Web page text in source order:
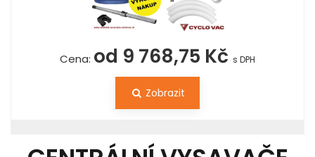
Cena: od 9 768,75 Kč s DPH
Zobrazit